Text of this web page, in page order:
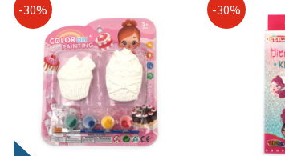
-30% -30%